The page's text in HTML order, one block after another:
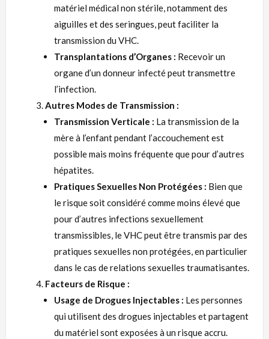
matériel médical non stérile, notamment des
aiguilles et des seringues, peut faciliter la
transmission du VHC.
Transplantations d’Organes : Recevoir un
organe d’un donneur infecté peut transmettre
l’infection.
Autres Modes de Transmission :
Transmission Verticale : La transmission de la
mère à l’enfant pendant l’accouchement est
possible mais moins fréquente que pour d’autres
hépatites.
Pratiques Sexuelles Non Protégées : Bien que
le risque soit considéré comme moins élevé que
pour d’autres infections sexuellement
transmissibles, le VHC peut être transmis par des
pratiques sexuelles non protégées, en particulier
dans le cas de relations sexuelles traumatisantes.
Facteurs de Risque :
Usage de Drogues Injectables : Les personnes
qui utilisent des drogues injectables et partagent
du matériel sont exposées à un risque accru.